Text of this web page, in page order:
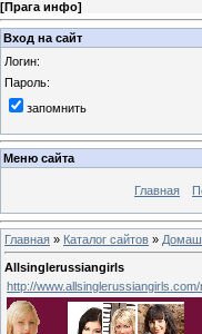
[Прага инфо]
Вход на сайт
Логин:
Пароль:
запомнить
Меню сайта
Главная
Главная » Каталог сайтов »
Allsinglerussiangirls
http://